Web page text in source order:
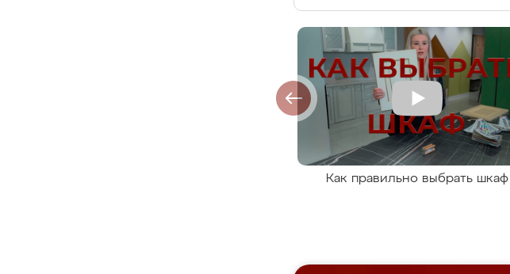
Как правильно выбрать шкаф